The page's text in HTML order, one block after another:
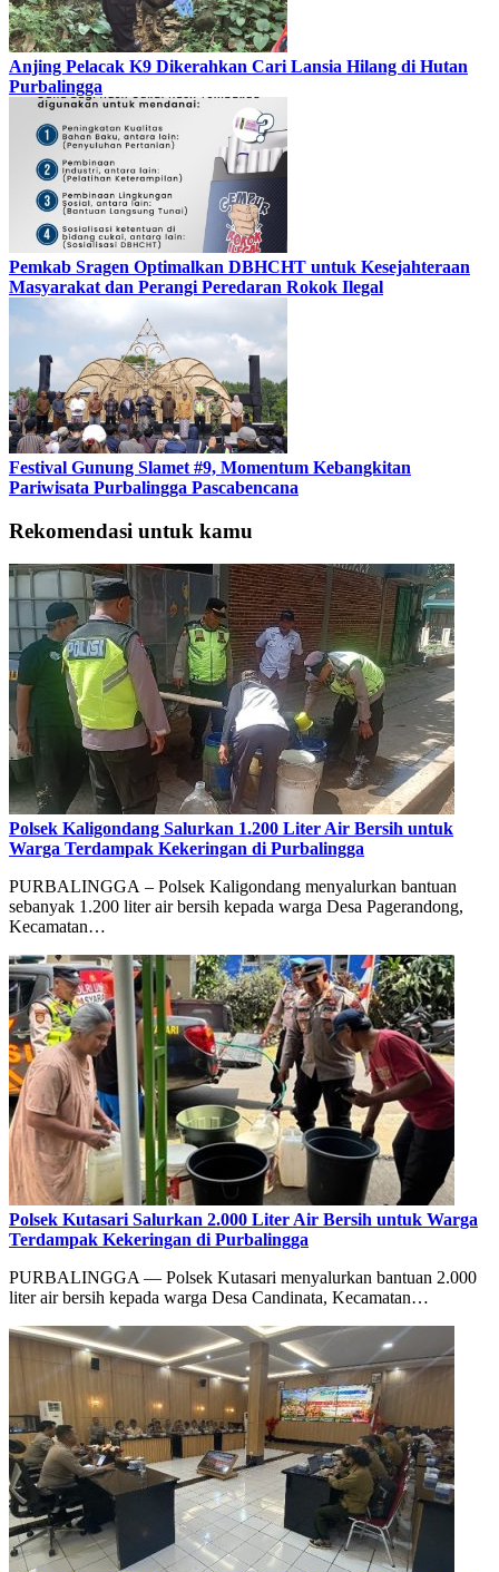
Anjing Pelacak K9 Dikerahkan Cari Lansia Hilang di Hutan
Purbalingga
Pemkab Sragen Optimalkan DBHCHT untuk Kesejahteraan
Masyarakat dan Perangi Peredaran Rokok Ilegal
Festival Gunung Slamet #9, Momentum Kebangkitan
Pariwisata Purbalingga Pascabencana
Rekomendasi untuk kamu
Polsek Kaligondang Salurkan 1.200 Liter Air Bersih untuk
Warga Terdampak Kekeringan di Purbalingga
PURBALINGGA – Polsek Kaligondang menyalurkan bantuan
sebanyak 1.200 liter air bersih kepada warga Desa Pagerandong,
Kecamatan…
Polsek Kutasari Salurkan 2.000 Liter Air Bersih untuk Warga
Terdampak Kekeringan di Purbalingga
PURBALINGGA — Polsek Kutasari menyalurkan bantuan 2.000
liter air bersih kepada warga Desa Candinata, Kecamatan…